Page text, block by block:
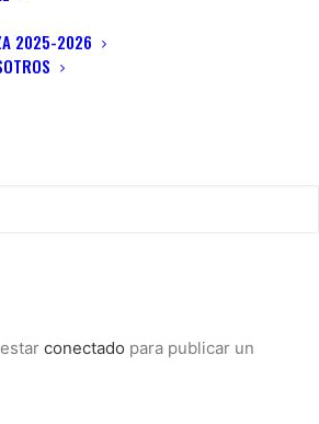
2025-2026
variations with custom
layouts, typography
and 3 levels support.
conectado para publicar un